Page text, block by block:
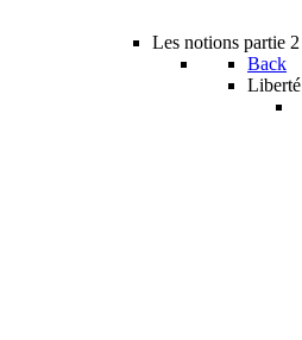
Les notions partie 2
Back
Liberté